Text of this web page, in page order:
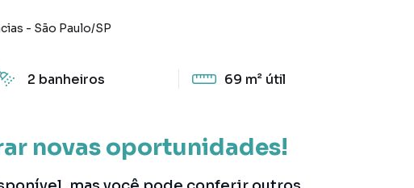
novas oportunidades!
- São Paulo/SP
2 banheiros 69 m² útil